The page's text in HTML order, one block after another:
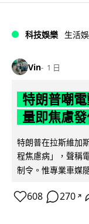
科技娛樂 生活
Vin 1 日
特朗普嘲
量即焦慮
特朗普在拉斯維加
程焦慮病」，聲稱
制令。惟專業車媒
608 270 ↗